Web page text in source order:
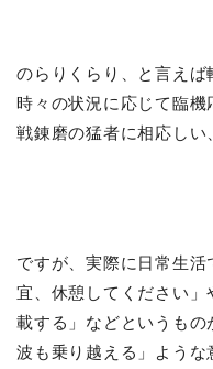
のらりくらり、と言え
時々の状況に応じて臨
戦錬磨の猛者に相応しい
ですが、実際に日常生
宜、休憩してください
載する」などというも
波も乗り越える」よう